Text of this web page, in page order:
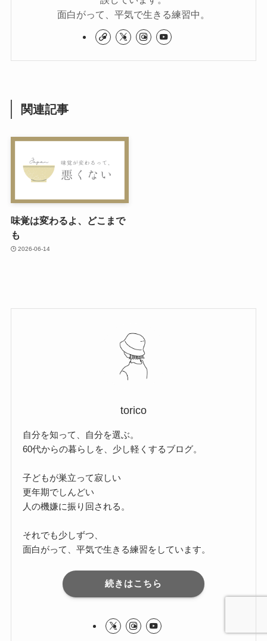
面白がって、平気で生きる練習中。
関連記事
味覚は変わるよ、どこまで
も
2026-06-14
torico
自分を知って、自分を選ぶ。
60代からの暮らしを、少し軽くするブログ。
子どもが巣立って寂しい
更年期でしんどい
人の機嫌に振り回される。
それでも少しずつ、
面白がって、平気で生きる練習をしています。
続きはこちら